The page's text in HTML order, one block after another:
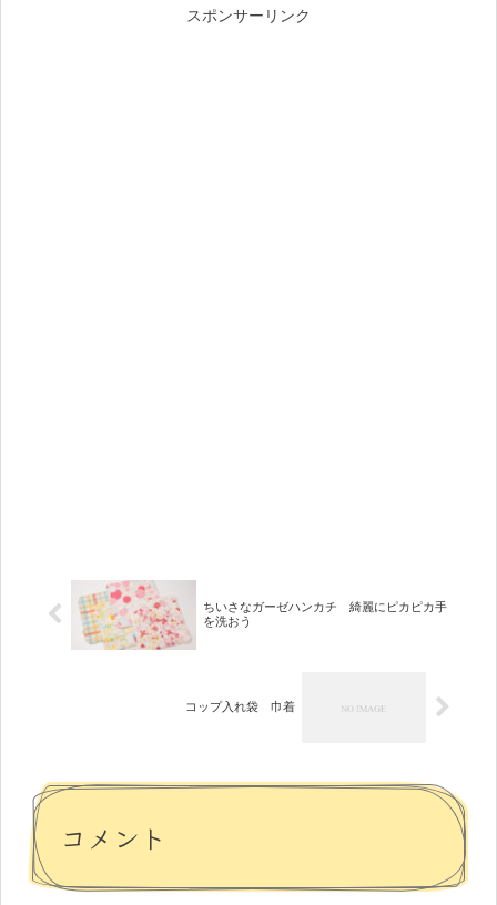
み...
スポンサーリンク
ちいさなガーゼハンカチ 綺麗にピカピカ手
を洗おう
コップ入れ袋 巾着
コメント